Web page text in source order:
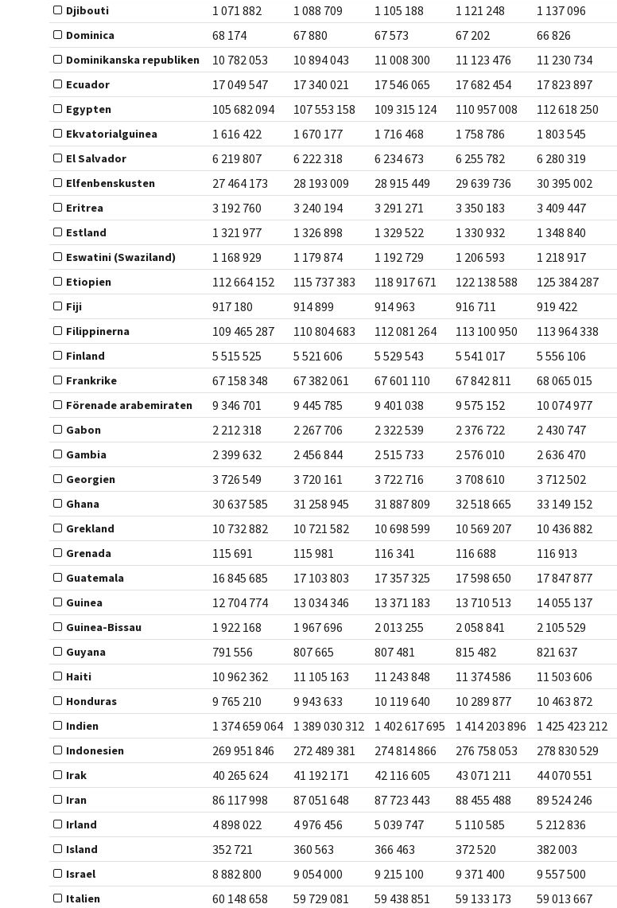
Djibouti 1 071 882 1 088 709 1 105 188 1 121 248 1 137 096
Dominica 68 174 67 880 67 573 67 202 66 826
Dominikanska republiken 10 782 053 10 894 043 11 008 300 11 123 476 11 230 734
Ecuador 17 049 547 17 340 021 17 546 065 17 682 454 17 823 897
Egypten 105 682 094 107 553 158 109 315 124 110 957 008 112 618 250
Ekvatorialguinea 1 616 422 1 670 177 1 716 468 1 758 786 1 803 545
El Salvador 6 219 807 6 222 318 6 234 673 6 255 782 6 280 319
Elfenbenskusten 27 464 173 28 193 009 28 915 449 29 639 736 30 395 002
Eritrea 3 192 760 3 240 194 3 291 271 3 350 183 3 409 447
Estland 1 321 977 1 326 898 1 329 522 1 330 932 1 348 840
Eswatini (Swaziland) 1 168 929 1 179 874 1 192 729 1 206 593 1 218 917
Etiopien 112 664 152 115 737 383 118 917 671 122 138 588 125 384 287
Fiji 917 180 914 899 914 963 916 711 919 422
Filippinerna 109 465 287 110 804 683 112 081 264 113 100 950 113 964 338
Finland 5 515 525 5 521 606 5 529 543 5 541 017 5 556 106
Frankrike 67 158 348 67 382 061 67 601 110 67 842 811 68 065 015
Förenade arabemiraten 9 346 701 9 445 785 9 401 038 9 575 152 10 074 977
Gabon 2 212 318 2 267 706 2 322 539 2 376 722 2 430 747
Gambia 2 399 632 2 456 844 2 515 733 2 576 010 2 636 470
Georgien 3 726 549 3 720 161 3 722 716 3 708 610 3 712 502
Ghana 30 637 585 31 258 945 31 887 809 32 518 665 33 149 152
Grekland 10 732 882 10 721 582 10 698 599 10 569 207 10 436 882
Grenada 115 691 115 981 116 341 116 688 116 913
Guatemala 16 845 685 17 103 803 17 357 325 17 598 650 17 847 877
Guinea 12 704 774 13 034 346 13 371 183 13 710 513 14 055 137
Guinea-Bissau 1 922 168 1 967 696 2 013 255 2 058 841 2 105 529
Guyana 791 556 807 665 807 481 815 482 821 637
Haiti 10 962 362 11 105 163 11 243 848 11 374 586 11 503 606
Honduras 9 765 210 9 943 633 10 119 640 10 289 877 10 463 872
Indien 1 374 659 064 1 389 030 312 1 402 617 695 1 414 203 896 1 425 423 212
Indonesien 269 951 846 272 489 381 274 814 866 276 758 053 278 830 529
Irak 40 265 624 41 192 171 42 116 605 43 071 211 44 070 551
Iran 86 117 998 87 051 648 87 723 443 88 455 488 89 524 246
Irland 4 898 022 4 976 456 5 039 747 5 110 585 5 212 836
Island 352 721 360 563 366 463 372 520 382 003
Israel 8 882 800 9 054 000 9 215 100 9 371 400 9 557 500
Italien 60 148 658 59 729 081 59 438 851 59 133 173 59 013 667